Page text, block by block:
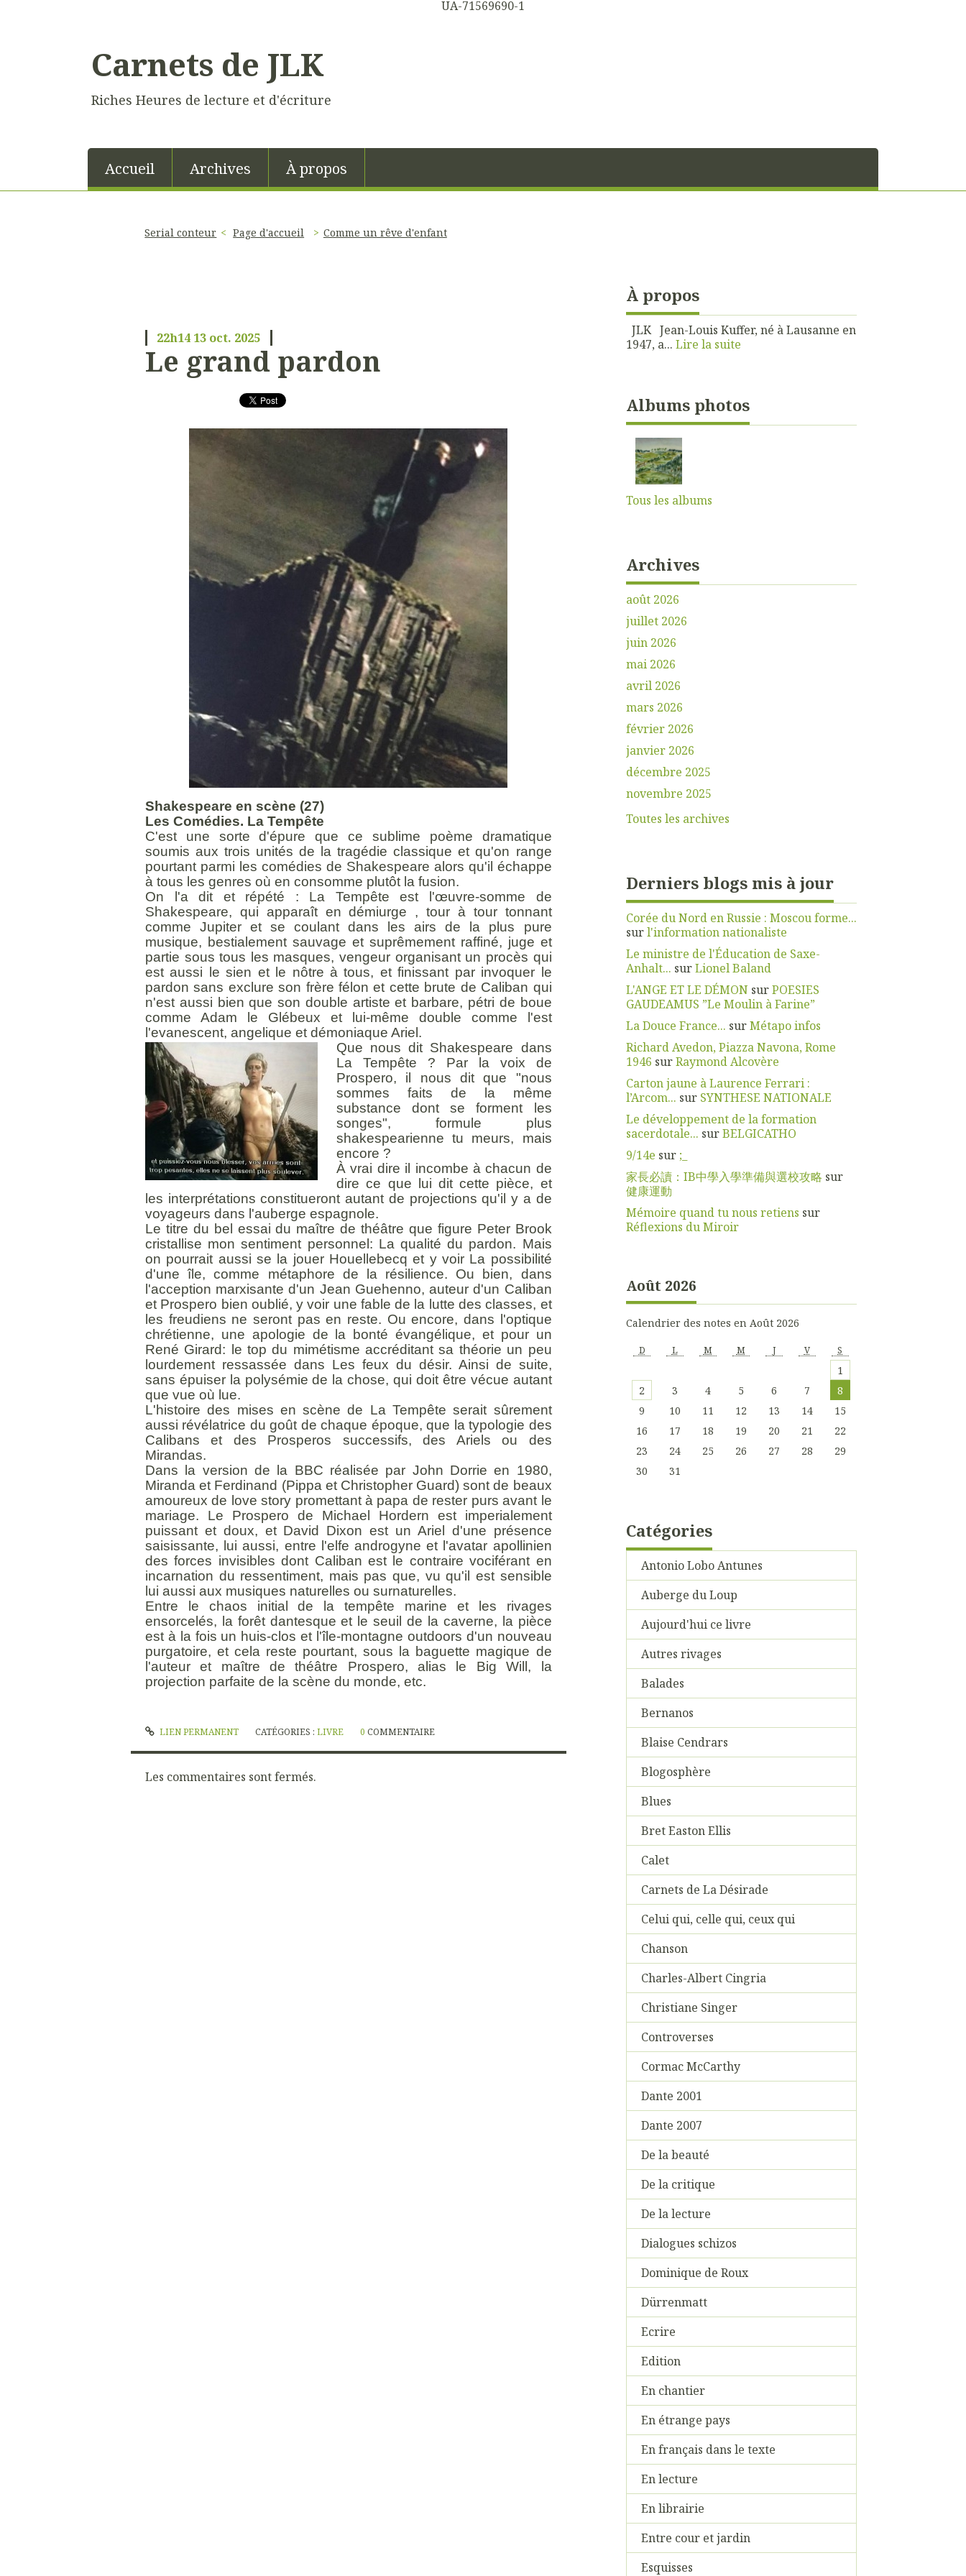
UA-71569690-1
Carnets de JLK
Riches Heures de lecture et d'écriture
Accueil Archives À propos
Serial conteur Page d'accueil Comme un rêve d'enfant
22h14 13 oct. 2025
Le grand pardon
Shakespeare en scène (27)
Les Comédies. La Tempête
C'est une sorte d'épure que ce sublime poème dramatique
soumis aux trois unités de la tragédie classique et qu'on range
pourtant parmi les comédies de Shakespeare alors qu'il échappe
à tous les genres où en consomme plutôt la fusion.
On l'a dit et répété : La Tempête est l'œuvre-somme de
Shakespeare, qui apparaît en démiurge , tour à tour tonnant
comme Jupiter et se coulant dans les airs de la plus pure
musique, bestialement sauvage et suprêmement raffiné, juge et
partie sous tous les masques, vengeur organisant un procès qui
est aussi le sien et le nôtre à tous, et finissant par invoquer le
pardon sans exclure son frère félon et cette brute de Caliban qui
n'est aussi bien que son double artiste et barbare, pétri de boue
comme Adam le Glébeux et lui-même double comme l'est
l'evanescent, angelique et démoniaque Ariel.
Que nous dit Shakespeare dans
La Tempête ? Par la voix de
Prospero, il nous dit que "nous
sommes faits de la même
substance dont se forment les
songes", formule plus
shakespearienne tu meurs, mais
encore ?
À vrai dire il incombe à chacun de
dire ce que lui dit cette pièce, et
les interprétations constitueront autant de projections qu'il y a de
voyageurs dans l'auberge espagnole.
Le titre du bel essai du maître de théâtre que figure Peter Brook
cristallise mon sentiment personnel: La qualité du pardon. Mais
on pourrait aussi se la jouer Houellebecq et y voir La possibilité
d'une île, comme métaphore de la résilience. Ou bien, dans
l'acception marxisante d'un Jean Guehenno, auteur d'un Caliban
et Prospero bien oublié, y voir une fable de la lutte des classes, et
les freudiens ne seront pas en reste. Ou encore, dans l'optique
chrétienne, une apologie de la bonté évangélique, et pour un
René Girard: le top du mimétisme accréditant sa théorie un peu
lourdement ressassée dans Les feux du désir. Ainsi de suite,
sans épuiser la polysémie de la chose, qui doit être vécue autant
que vue où lue.
L'histoire des mises en scène de La Tempête serait sûrement
aussi révélatrice du goût de chaque époque, que la typologie des
Calibans et des Prosperos successifs, des Ariels ou des
Mirandas.
Dans la version de la BBC réalisée par John Dorrie en 1980,
Miranda et Ferdinand (Pippa et Christopher Guard) sont de beaux
amoureux de love story promettant à papa de rester purs avant le
mariage. Le Prospero de Michael Hordern est imperialement
puissant et doux, et David Dixon est un Ariel d'une présence
saisissante, lui aussi, entre l'elfe androgyne et l'avatar apollinien
des forces invisibles dont Caliban est le contraire vociférant en
incarnation du ressentiment, mais pas que, vu qu'il est sensible
lui aussi aux musiques naturelles ou surnaturelles.
Entre le chaos initial de la tempête marine et les rivages
ensorcelés, la forêt dantesque et le seuil de la caverne, la pièce
est à la fois un huis-clos et l'île-montagne outdoors d'un nouveau
purgatoire, et cela reste pourtant, sous la baguette magique de
l'auteur et maître de théâtre Prospero, alias le Big Will, la
projection parfaite de la scène du monde, etc.
LIEN PERMANENT CATÉGORIES :LIVRE 0 COMMENTAIRE
Les commentaires sont fermés.
À propos
JLK Jean-Louis Kuffer, né à Lausanne en
1947, a... Lire la suite
Albums photos
Tous les albums
Archives
août 2026
juillet 2026
juin 2026
mai 2026
avril 2026
mars 2026
février 2026
janvier 2026
décembre 2025
novembre 2025
Toutes les archives
Derniers blogs mis à jour
Corée du Nord en Russie : Moscou forme...
surl'information nationaliste
Le ministre de l'Éducation de Saxe-
Anhalt... surLionel Baland
L'ANGE ET LE DÉMON surPOESIES
GAUDEAMUS ”Le Moulin à Farine”
La Douce France... surMétapo infos
Richard Avedon, Piazza Navona, Rome
1946 surRaymond Alcovère
Carton jaune à Laurence Ferrari :
l’Arcom... sur SYNTHESE NATIONALE
Le développement de la formation
sacerdotale... surBELGICATHO
9/14e sur ;_
家長必讀：IB中學入學準備與選校攻略 sur
健康運動
Mémoire quand tu nous retiens sur
Réflexions du Miroir
Août 2026
Calendrier des notes en Août 2026
D L M M J V S
1
2
3 4 5 6 7
8
9
10 11 12 13 14
15
16
17 18 19 20 21
22
23
24 25 26 27 28
29
30
31
Catégories
Antonio Lobo Antunes
Auberge du Loup
Aujourd'hui ce livre
Autres rivages
Balades
Bernanos
Blaise Cendrars
Blogosphère
Blues
Bret Easton Ellis
Calet
Carnets de La Désirade
Celui qui, celle qui, ceux qui
Chanson
Charles-Albert Cingria
Christiane Singer
Controverses
Cormac McCarthy
Dante 2001
Dante 2007
De la beauté
De la critique
De la lecture
Dialogues schizos
Dominique de Roux
Dürrenmatt
Ecrire
Edition
En chantier
En étrange pays
En français dans le texte
En lecture
En librairie
Entre cour et jardin
Esquisses